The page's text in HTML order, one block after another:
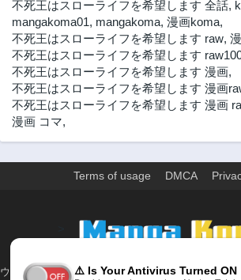
不死王はスローライフを希望します 全話,
mangakoma01, mangakoma, 漫画koma,
不死王はスローライフを希望します raw,
不死王はスローライフを希望します
不死王はスローライフを希望します 漫画,
不死王はスローライフを希望します 漫画
不死王はスローライフを希望します 漫画
漫画 コマ,
Terms of usage DMCA
ウェブサイト上のすべての情報と画像は、インター